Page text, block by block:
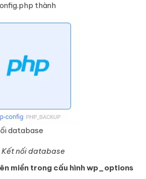
thành
database
Kết nối database
miền trong cấu hình wp_options